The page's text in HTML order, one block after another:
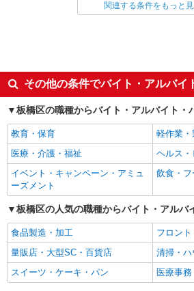
同じ雇用形態から池袋駅の求人を探す
入社日応相談
即日勤務
履歴書不要
Web面接
職場見学OKまたは説明会あり
未経験歓
女性活躍中
主婦・主
フリーター歓迎
学歴不問
ブランクOK
ミドル（
エルダー（50代～）活躍中
シニア
完全週休2日制
年間休
土日祝休み
週2～3
10時～勤務OK
平日の
禁煙・分煙
上場企業
関連する条件をもっと
その他の条件でバイト・アルバイ
板橋区の職種からバイト・アルバイト・
教育・保育
軽作業
医療・介護・福祉
ヘルス・
イベント・キャンペーン・アミュ
ーズメント
飲食・フ
板橋区の人気の職種からバイト・アルバ
食品製造・加工
フロン
量販店・大型SC・百貨店
清掃・
スイーツ・ケーキ・パン
医療事